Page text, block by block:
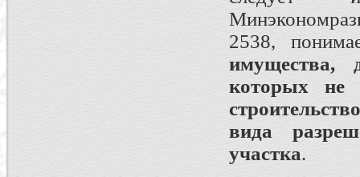
2538,
имущества,
которых не
вида
участка.